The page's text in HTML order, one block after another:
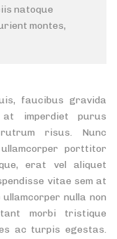
natoque
montes,
faucibus gravida
imperdiet purus
risus. Nunc
porttitor
erat vel aliquet
vitae sem at
nulla non
morbi tristique
ac turpis egestas.